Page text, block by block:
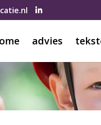
advies